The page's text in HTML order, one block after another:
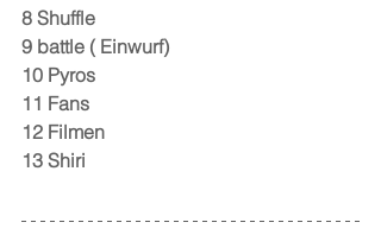
8 Shuffle
9 battle ( Einwurf)
10 Pyros
11 Fans
12 Filmen
13 Shiri